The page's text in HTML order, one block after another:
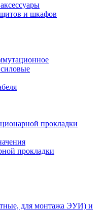
и шкафов
прокладки
прокладки
для монтажа ЭУИ) и